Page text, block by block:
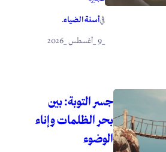
فيأسنة الضياء.
جسر التوبة: بين
بحر الظلمات وإناء
الوضوء